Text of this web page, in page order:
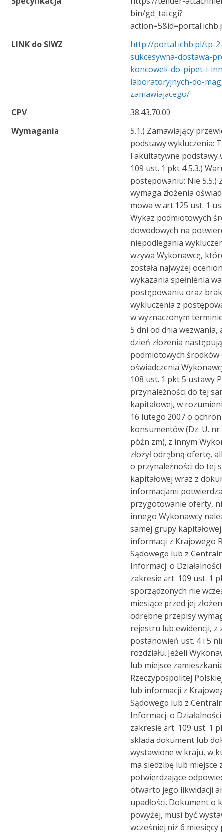
bin/gd_tai.cgi?
LINK do SIWZ
http://portal.ichb.pl/tp-
sukcesywna-dostawa-
koncowek-do-pipet-i-
laboratoryjnych-do-
zamawiajacego/
CPV
38.43.70.00
Wymagania
5.1.) Zamawiający
podstawy wykluczenia:
Fakultatywne podstawy
109 ust. 1 pkt 4 5.3.)
postępowaniu: Nie 5.5.)
wymaga złożenia
mowa w art.125 ust. 1
Wykaz podmiotowych
dowodowych na
niepodlegania
wzywa Wykonawcę,
została najwyżej
wykazania spełnienia
postępowaniu oraz
wykluczenia z
w wyznaczonym
5 dni od dnia wezwania,
dzień złożenia
podmiotowych środków
oświadczenia
108 ust. 1 pkt 5 ustawy
przynależności do tej
kapitałowej, w
16 lutego 2007 o
konsumentów (Dz. U. nr
późn zm), z innym
złożył odrębną ofertę,
o przynależności do tej
kapitałowej wraz z
informacjami
przygotowanie oferty,
innego Wykonawcy
samej grupy
informacji z Krajowego
Sądowego lub z
Informacji o
zakresie art. 109 ust. 1
sporządzonych nie
miesiące przed jej
odrębne przepisy
rejestru lub ewidencji, z
postanowień ust. 4 i 5
rozdziału. Jeżeli
lub miejsce
Rzeczypospolitej
lub informacji z
Sądowego lub z
Informacji o
zakresie art. 109 ust. 1
składa dokument lub
wystawione w kraju, w
ma siedzibę lub miejsce
potwierdzające
otwarto jego likwidacji
upadłości. Dokument o
powyżej, musi być
wcześniej niż 6 miesięcy